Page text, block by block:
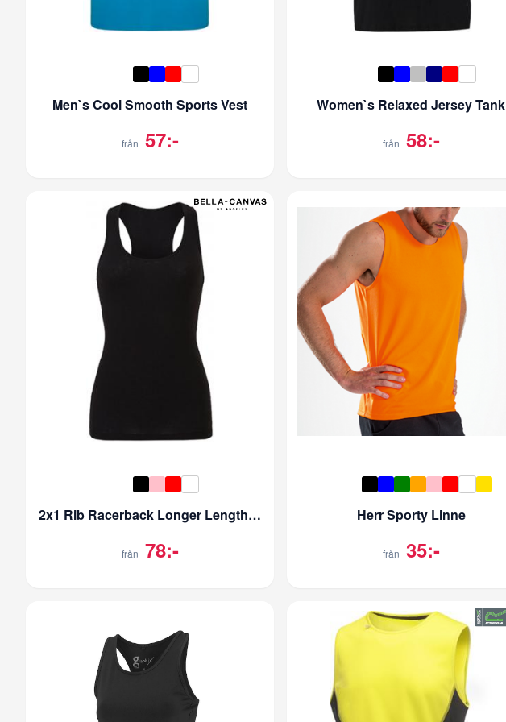
Men`s Cool Smooth Sports Vest
från 57:-
Women`s Relaxed Jersey Tank
från 58:-
2x1 Rib Racerback Longer Length Tank Top
från 78:-
Herr Sporty Linne
från 35:-